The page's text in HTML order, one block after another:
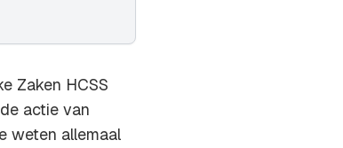
Zaken HCSS
actie van
weten allemaal